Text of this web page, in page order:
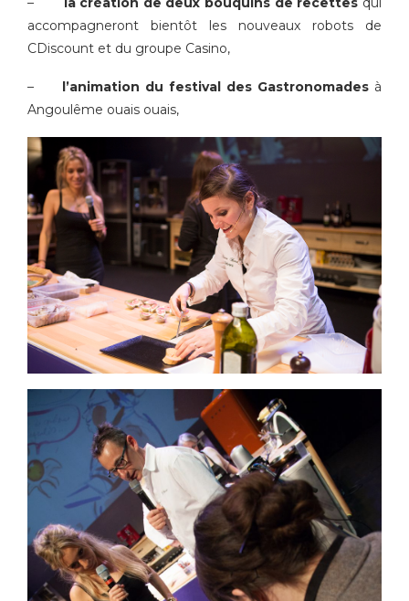
accompagneront bientôt les nouveaux robots de
CDiscount et du groupe Casino,
– l’animation du festival des Gastronomadesà
Angoulême ouais ouais,